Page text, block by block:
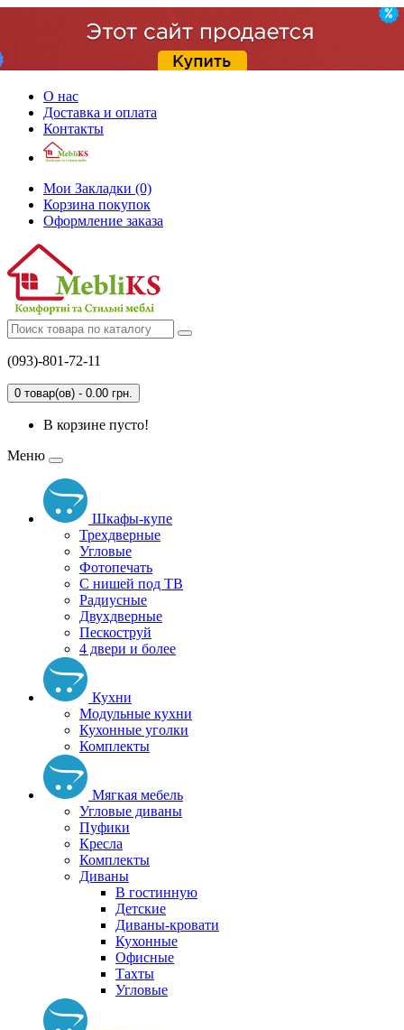
О нас
Доставка и оплата
Контакты
Мои Закладки (0)
Корзина покупок
Оформление заказа
(093)-801-72-11
0 товар(ов) - 0.00 грн.
В корзине пусто!
Меню
Шкафы-купе
Трехдверные
Угловые
Фотопечать
С нишей под ТВ
Радиусные
Двухдверные
Пескоструй
4 двери и более
Кухни
Модульные кухни
Кухонные уголки
Комплекты
Мягкая мебель
Угловые диваны
Пуфики
Кресла
Комплекты
Диваны
В гостинную
Детские
Диваны-кровати
Кухонные
Офисные
Тахты
Угловые